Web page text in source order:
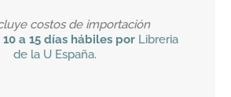
costos de importación
a 15 días hábiles por Libreria
de la U España.